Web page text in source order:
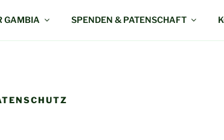
GAMBIA SPENDEN & PATENSCHAFT